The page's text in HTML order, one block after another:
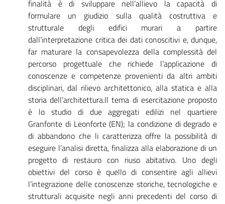
finalità è di sviluppare nell’allievo la capacità di
formulare un giudizio sulla qualità costruttiva e
strutturale degli edifici murari a partire
dall’interpretazione critica dei dati conoscitivi e, dunque,
far maturare la consapevolezza della complessità del
percorso progettuale che richiede l’applicazione di
conoscenze e competenze provenienti da altri ambiti
disciplinari, dal rilievo architettonico, alla statica e alla
storia dell’architettura.Il tema di esercitazione proposto
è lo studio di due aggregati edilizi nel quartiere
Granfonte di Leonforte (EN); la condizione di degrado e
di abbandono che li caratterizza offre la possibilità di
eseguire l’analisi diretta, finalizza alla elaborazione di un
progetto di restauro con riuso abitativo. Uno degli
obiettivi del corso è quello di consentire agli allievi
l’integrazione delle conoscenze storiche, tecnologiche e
strutturali acquisite negli anni precedenti del corso di